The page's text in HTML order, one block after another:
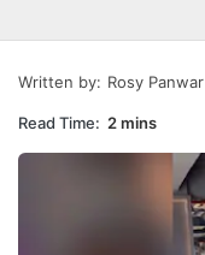
Written by: Rosy Panwar
Read Time: 2 mins